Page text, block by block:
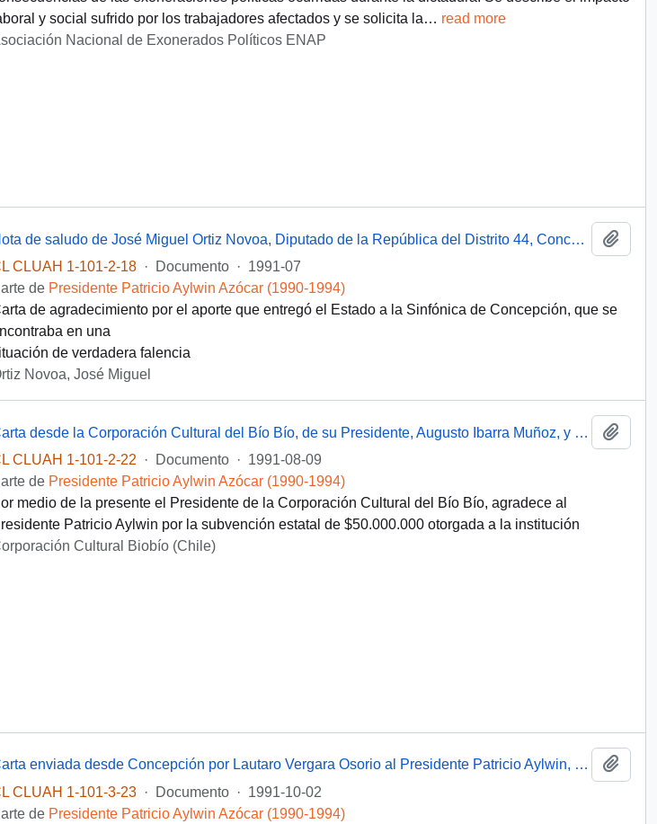
y social sufrido por los trabajadores afectados y se solicita la… read more
Nacional de Exonerados Políticos ENAP
Nota de saludo de José Miguel Ortiz Novoa, Diputado de la República del Distrito 44, Concepción, Chiguayante y San Pedro, dirigida al Presidente de la República, Excmo. Don Patricio Aylwin Azócar
CLUAH 1-101-2-18
· Documento · 1991-07
de Presidente Patricio Aylwin Azócar (1990-1994)
de agradecimiento por el aporte que entregó el Estado a la Sinfónica de Concepción, que se
en una
de verdadera falencia
Novoa, José Miguel
Carta desde la Corporación Cultural del Bío Bío, de su Presidente, Augusto Ibarra Muñoz, y su Director Ejecutivo, Juan Félix Burotto Pinto, dirigida al Exmo. Sr. Presidente de la República, Don Patricio Aylwin Azúcar
CLUAH 1-101-2-22
· Documento · 1991-08-09
de Presidente Patricio Aylwin Azócar (1990-1994)
medio de la presente el Presidente de la Corporación Cultural del Bío Bío, agradece al
Patricio Aylwin por la subvención estatal de $50.000.000 otorgada a la institución
Cultural Biobío (Chile)
Carta enviada desde Concepción por Lautaro Vergara Osorio al Presidente Patricio Aylwin, en la que expresa un saludo afectuoso y un reconocimiento personal
CLUAH 1-101-3-23
· Documento · 1991-10-02
de Presidente Patricio Aylwin Azócar (1990-1994)